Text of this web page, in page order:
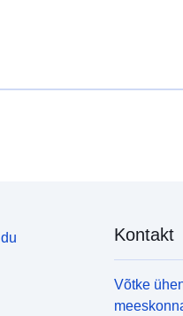
Kontakt
Võtke